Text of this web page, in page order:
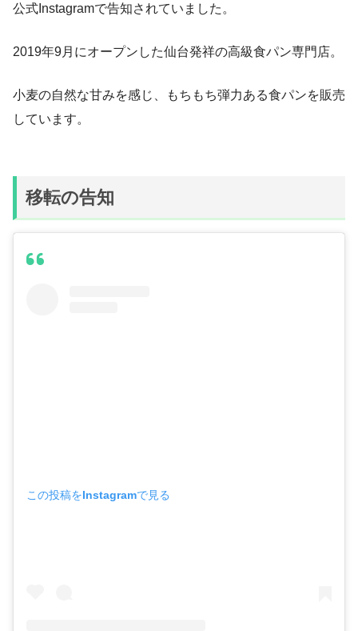
公式Instagramで告知されていました。
2019年9月にオープンした仙台発祥の高級食パン専門店。
小麦の自然な甘みを感じ、もちもち弾力ある食パンを販売
しています。
移転の告知
この投稿をInstagramで見る